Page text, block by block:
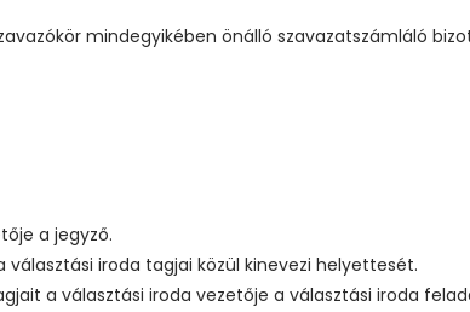
mindegyikében önálló szavazatszámláló
a jegyző.
választási iroda tagjai közül kinevezi helyettesét.
a választási iroda vezetője a választási iroda